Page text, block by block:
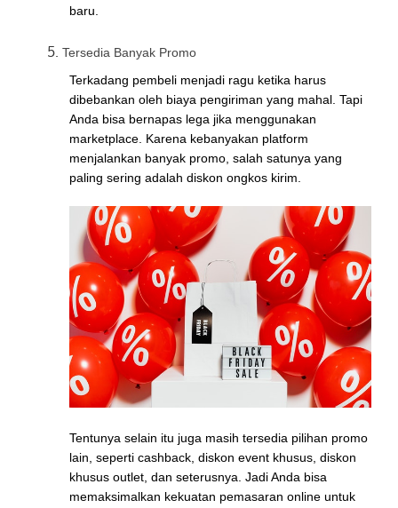
baru.
Tersedia Banyak Promo
Terkadang pembeli menjadi ragu ketika harus
dibebankan oleh biaya pengiriman yang mahal. Tapi
Anda bisa bernapas lega jika menggunakan
marketplace. Karena kebanyakan platform
menjalankan banyak promo, salah satunya yang
paling sering adalah diskon ongkos kirim.
Tentunya selain itu juga masih tersedia pilihan promo
lain, seperti cashback, diskon event khusus, diskon
khusus outlet, dan seterusnya. Jadi Anda bisa
memaksimalkan kekuatan pemasaran online untuk